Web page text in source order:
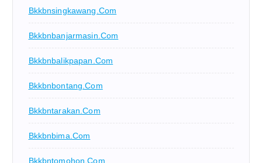
Bkkbnsingkawang.com
Bkkbnbanjarmasin.com
Bkkbnbalikpapan.com
Bkkbnbontang.com
Bkkbntarakan.com
Bkkbnbima.com
Bkkbntomohon.com